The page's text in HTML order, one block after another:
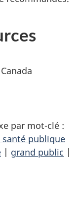
par mot-clé :
santé publique
| grand public |